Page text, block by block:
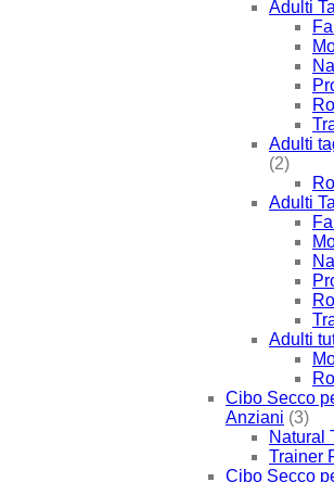
Adulti
Adulti
(2)
Adulti
Adulti
Cibo Secco
Anziani (3)
Natural
Trainer
Cibo Secco